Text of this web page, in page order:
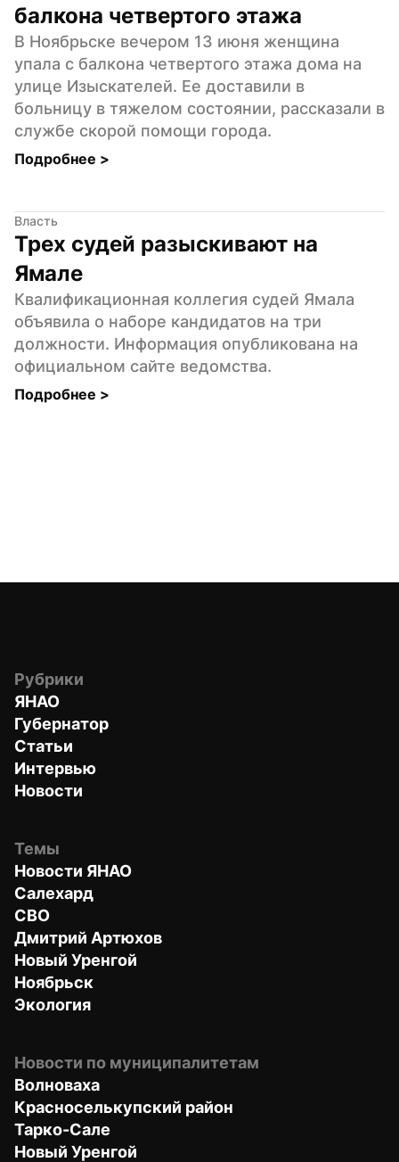
балкона четвертого этажа
В Ноябрьске вечером 13 июня женщина
упала с балкона четвертого этажа дома на
улице Изыскателей. Ее доставили в
больницу в тяжелом состоянии, рассказали в
службе скорой помощи города.
Подробнее >
Власть
Трех судей разыскивают на
Ямале
Квалификационная коллегия судей Ямала
объявила о наборе кандидатов на три
должности. Информация опубликована на
официальном сайте ведомства.
Подробнее >
Рубрики
ЯНАО
Губернатор
Статьи
Интервью
Новости
Темы
Новости ЯНАО
Салехард
СВО
Дмитрий Артюхов
Новый Уренгой
Ноябрьск
Экология
Новости по муниципалитетам
Волноваха
Красноселькупский район
Тарко-Сале
Новый Уренгой